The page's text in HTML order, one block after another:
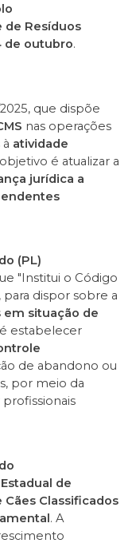
de Resíduos
de outubro.
que dispõe
nas operações
atividade
é atualizar a
jurídica a
(PL)
"Institui o Código
para dispor sobre a
situação de
estabelecer
de abandono ou
por meio da
de
Classificados
. A